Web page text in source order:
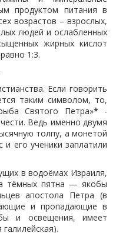
продуктом питания в
возрастов – взрослых,
людей и ослабленных
жирных кислот
1:3.
Если говорить
таким символом, то,
Святого Петра»* -
Ведь именно двумя
толпу, а монетой
его ученики заплатили
в водоёмах Израиля,
тёмных пятна — якобы
апостола Петра (в
и пропадающие в
и освещения, имеет